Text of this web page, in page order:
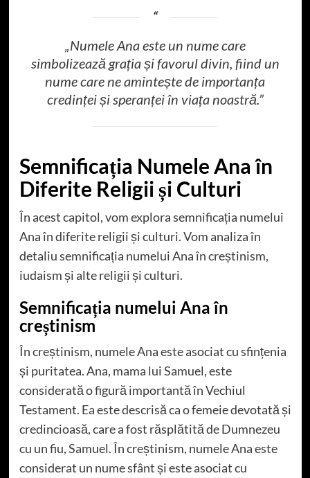
„Numele Ana este un nume care
simbolizează grația și favorul divin, fiind un
nume care ne amintește de importanța
credinței și speranței în viața noastră.”
Semnificația Numele Ana în
Diferite Religii și Culturi
În acest capitol, vom explora semnificația numelui
Ana în diferite religii și culturi. Vom analiza în
detaliu semnificația numelui Ana în creștinism,
iudaism și alte religii și culturi.
Semnificația numelui Ana în
creștinism
În creștinism, numele Ana este asociat cu sfințenia
și puritatea. Ana, mama lui Samuel, este
considerată o figură importantă în Vechiul
Testament. Ea este descrisă ca o femeie devotată și
credincioasă, care a fost răsplătită de Dumnezeu
cu un fiu, Samuel. În creștinism, numele Ana este
considerat un nume sfânt și este asociat cu